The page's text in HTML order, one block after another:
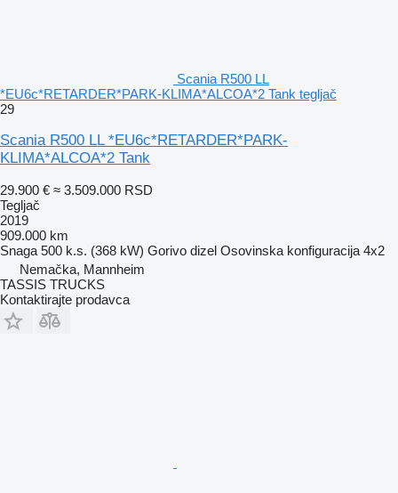
Scania R500 LL
*EU6c*RETARDER*PARK-KLIMA*ALCOA*2 Tank tegljač
29
Scania R500 LL *EU6c*RETARDER*PARK-
KLIMA*ALCOA*2 Tank
29.900 € ≈ 3.509.000 RSD
Tegljač
2019
909.000 km
Snaga 500 k.s. (368 kW) Gorivo dizel Osovinska konfiguracija 4x2
Nemačka, Mannheim
TASSIS TRUCKS
Kontaktirajte prodavca